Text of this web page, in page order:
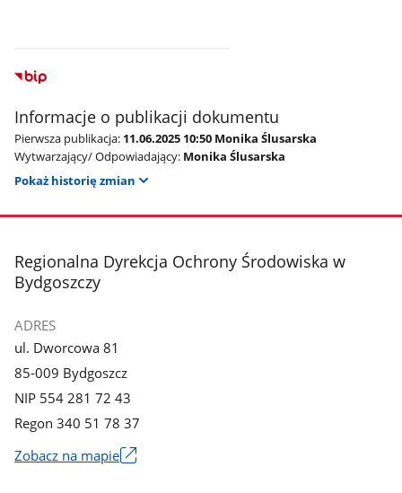
Informacje o publikacji dokumentu
Pierwsza publikacja: 11.06.2025 10:50 Monika Ślusarska
Wytwarzający/ Odpowiadający: Monika Ślusarska
Pokaż historię zmian
stopka
Regionalna Dyrekcja Ochrony Środowiska w
Bydgoszczy
ADRES
ul. Dworcowa 81
85-009 Bydgoszcz
NIP 554 281 72 43
Regon 340 51 78 37
Zobacz na mapie